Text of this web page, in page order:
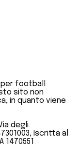
football
sito non
in quanto viene
degli
Iscritta al
1470551